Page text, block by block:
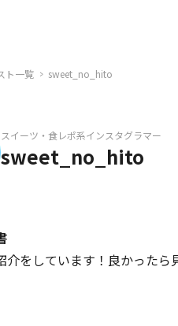
ト一覧 sweet_no_hito
スイーツ・食レポ系インスタグラマー
sweet_no_hito
介をしています！良かったら